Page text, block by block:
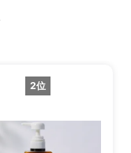
2位